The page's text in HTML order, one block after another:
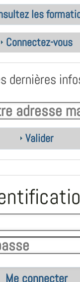
les
Connectez-vous
dernières
Valider